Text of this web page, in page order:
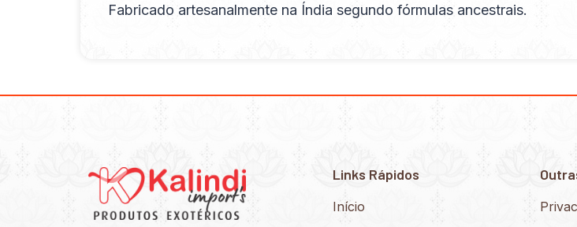
Fabricado artesanalmente na Índia segundo fórmulas ancestrais.
Links Rápidos
Início